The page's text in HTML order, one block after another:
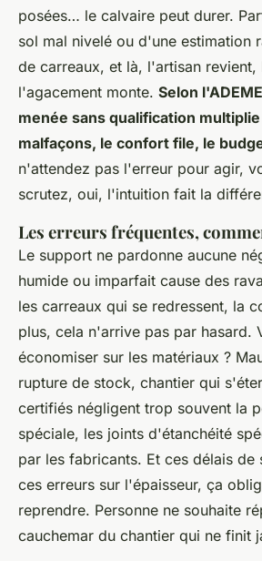
posées… le calvaire peut durer.
sol mal nivelé ou d'une estimation
de carreaux, et là, l'artisan
l'agacement monte. Selon
menée sans qualification
malfaçons, le confort file, le
n'attendez pas l'erreur pour agir,
scrutez, oui, l'intuition fait la
Les erreurs fréquentes,
Le support ne pardonne aucune
humide ou imparfait cause des
les carreaux qui se redressent, la
plus, cela n'arrive pas par hasard.
économiser sur les matériaux ?
rupture de stock, chantier qui
certifiés négligent trop souvent la
spéciale, les joints d'étanchéité
par les fabricants. Et ces délais de
ces erreurs sur l'épaisseur, ça
reprendre. Personne ne souhaite
cauchemar du chantier qui ne finit